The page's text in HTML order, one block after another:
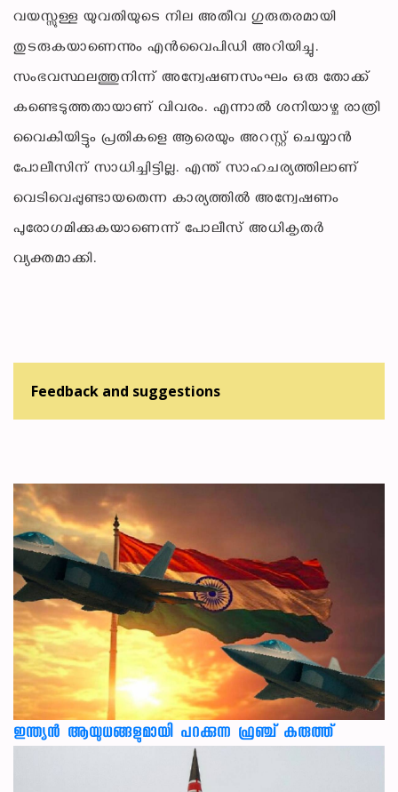
വയസ്സുള്ള യുവതിയുടെ നില അതീവ ഗുരുതരമായി
തുടരുകയാണെന്നും എൻവൈപിഡി അറിയിച്ചു.
സംഭവസ്ഥലത്തുനിന്ന് അന്വേഷണസംഘം ഒരു തോക്ക്
കണ്ടെടുത്തതായാണ് വിവരം. എന്നാൽ ശനിയാഴ്ച രാത്രി
വൈകിയിട്ടും പ്രതികളെ ആരെയും അറസ്റ്റ് ചെയ്യാൻ
പോലീസിന് സാധിച്ചിട്ടില്ല. എന്ത് സാഹചര്യത്തിലാണ്
വെടിവെപ്പുണ്ടായതെന്ന കാര്യത്തിൽ അന്വേഷണം
പുരോഗമിക്കുകയാണെന്ന് പോലീസ് അധികൃതർ
വ്യക്തമാക്കി.
Feedback and suggestions
ഇന്ത്യൻ ആയുധങ്ങളുമായി പറക്കുന്ന ഫ്രഞ്ച് കരുത്ത്